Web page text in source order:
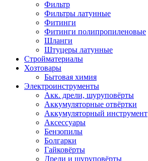
Фильтр
Фильтры латунные
Фитинги
Фитинги полипропиленовые
Шланги
Штуцеры латунные
Стройматериалы
Хозтовары
Бытовая химия
Электроинструменты
Акк. дрели, шуруповёрты
Аккумуляторные отвёртки
Аккумуляторный инструмент
Аксессуары
Бензопилы
Болгарки
Гайковёрты
Дрели и шуруповёрты